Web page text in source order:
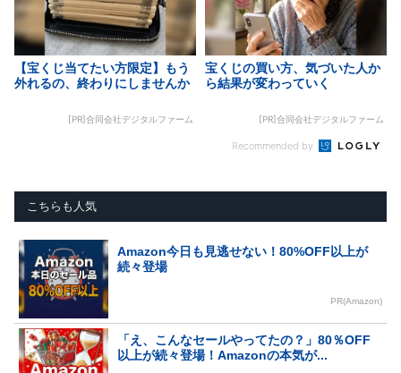
【宝くじ当てたい方限定】もう
外れるの、終わりにしませんか
[PR]合同会社デジタルファーム
宝くじの買い方、気づいた人か
ら結果が変わっていく
[PR]合同会社デジタルファーム
Recommended by
こちらも人気
Amazon今日も見逃せない！80%OFF以上が
続々登場
PR(Amazon)
「え、こんなセールやってたの？」80％OFF
以上が続々登場！Amazonの本気が...